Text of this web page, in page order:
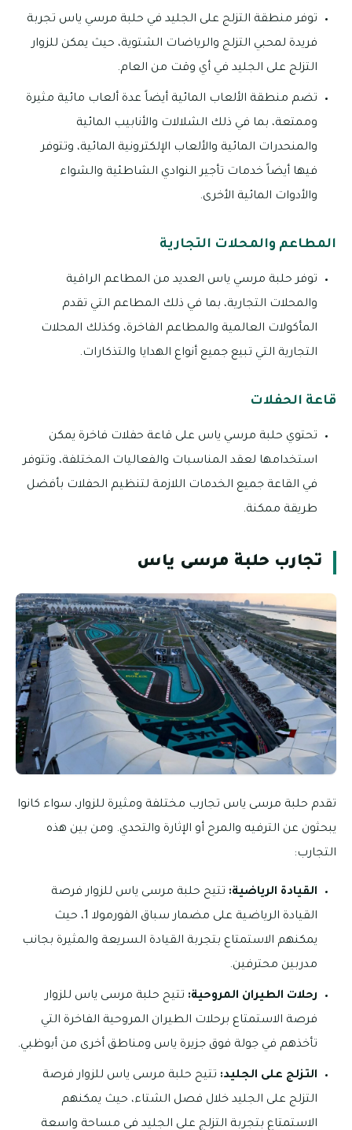
توفر منطقة التزلج على الجليد في حلبة مرسي ياس تجربة
فريدة لمحبي التزلج والرياضات الشتوية، حيث يمكن للزوار
التزلج على الجليد في أي وقت من العام.
تضم منطقة الألعاب المائية أيضاً عدة ألعاب مائية مثيرة
وممتعة، بما في ذلك الشلالات والأنابيب المائية
والمنحدرات المائية والألعاب الإلكترونية المائية، وتتوفر
فيها أيضاً خدمات تأجير النوادي الشاطئية والشواء
والأدوات المائية الأخرى.
المطاعم والمحلات التجارية
توفر حلبة مرسي ياس العديد من المطاعم الراقية
والمحلات التجارية، بما في ذلك المطاعم التي تقدم
المأكولات العالمية والمطاعم الفاخرة، وكذلك المحلات
التجارية التي تبيع جميع أنواع الهدايا والتذكارات.
قاعة الحفلات
تحتوي حلبة مرسي ياس على قاعة حفلات فاخرة يمكن
استخدامها لعقد المناسبات والفعاليات المختلفة، وتتوفر
في القاعة جميع الخدمات اللازمة لتنظيم الحفلات بأفضل
طريقة ممكنة.
تجارب حلبة مرسى ياس
تقدم حلبة مرسى ياس تجارب مختلفة ومثيرة للزوار، سواء كانوا
يبحثون عن الترفيه والمرح أو الإثارة والتحدي. ومن بين هذه
التجارب:
القيادة الرياضية: تتيح حلبة مرسى ياس للزوار فرصة
القيادة الرياضية على مضمار سباق الفورمولا 1، حيث
يمكنهم الاستمتاع بتجربة القيادة السريعة والمثيرة بجانب
مدربين محترفين.
رحلات الطيران المروحية: تتيح حلبة مرسى ياس للزوار
فرصة الاستمتاع برحلات الطيران المروحية الفاخرة التي
تأخذهم في جولة فوق جزيرة ياس ومناطق أخرى من أبوظبي.
التزلج على الجليد: تتيح حلبة مرسى ياس للزوار فرصة
التزلج على الجليد خلال فصل الشتاء، حيث يمكنهم
الاستمتاع بتجربة التزلج على الجليد في مساحة واسعة